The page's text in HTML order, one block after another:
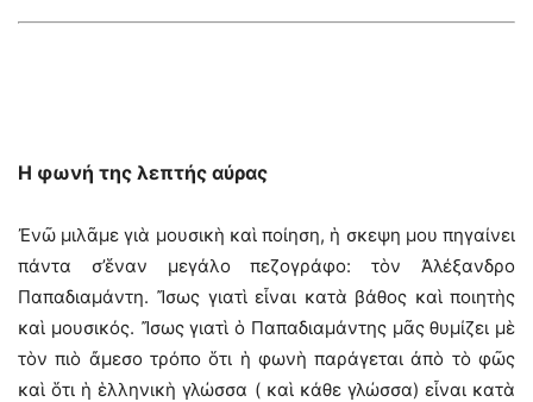
Η φωνή της λεπτής αύρας
Ἐνῶ μιλᾶμε γιὰ μουσικὴ καὶ ποίηση, ἡ σκεψη μου πηγαίνει
πάντα σ’ἕναν μεγάλο πεζογράφο: τὸν Ἀλέξανδρο
Παπαδιαμάντη. Ἴσως γιατὶ εἶναι κατὰ βάθος καὶ ποιητὴς
καὶ μουσικός. Ἴσως γιατὶ ὁ Παπαδιαμάντης μᾶς θυμίζει μὲ
τὸν πιὸ ἄμεσο τρόπο ὅτι ἡ φωνὴ παράγεται ἀπὸ τὸ φῶς
καὶ ὅτι ἡ ἑλληνικὴ γλώσσα ( καὶ κάθε γλώσσα) εἶναι κατὰ